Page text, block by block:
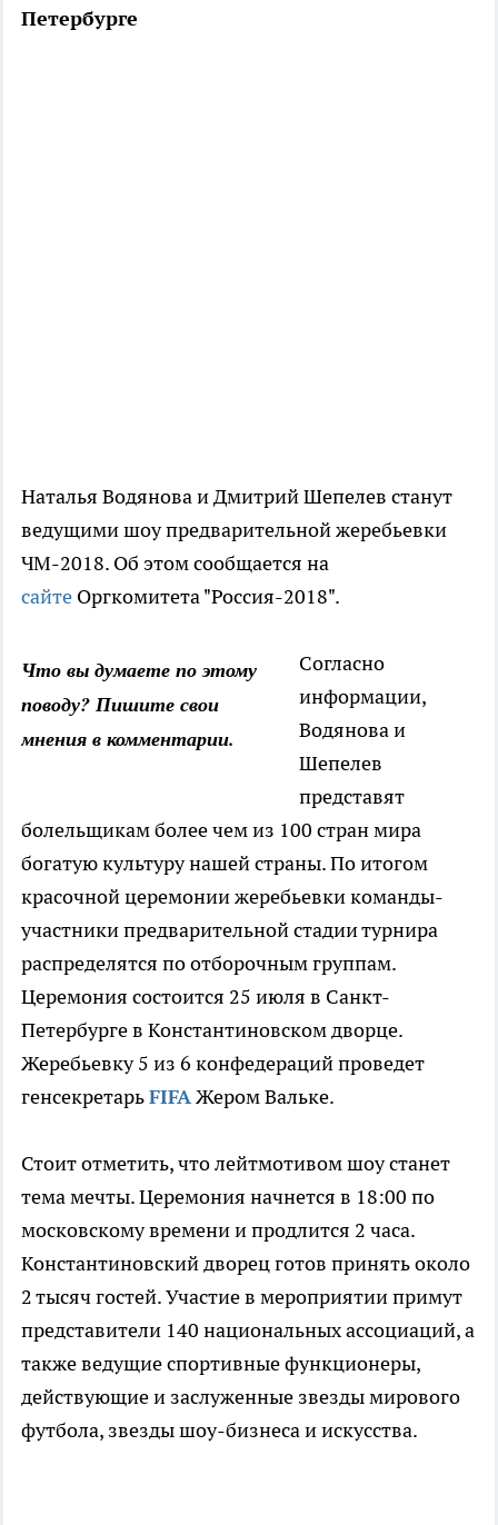
Петербурге
Наталья Водянова и Дмитрий Шепелев станут
ведущими шоу предварительной жеребьевки
ЧМ-2018. Об этом сообщается на
сайте Оргкомитета "Россия-2018".
Что вы думаете по этому
поводу? Пишите свои
мнения в комментарии.
Согласно
информации,
Водянова и
Шепелев
представят
болельщикам более чем из 100 стран мира
богатую культуру нашей страны. По итогом
красочной церемонии жеребьевки команды-
участники предварительной стадии турнира
распределятся по отборочным группам.
Церемония состоится 25 июля в Санкт-
Петербурге в Константиновском дворце.
Жеребьевку 5 из 6 конфедераций проведет
генсекретарьFIFAЖером Вальке.
Стоит отметить, что лейтмотивом шоу станет
тема мечты. Церемония начнется в 18:00 по
московскому времени и продлится 2 часа.
Константиновский дворец готов принять около
2 тысяч гостей. Участие в мероприятии примут
представители 140 национальных ассоциаций, а
также ведущие спортивные функционеры,
действующие и заслуженные звезды мирового
футбола, звезды шоу-бизнеса и искусства.